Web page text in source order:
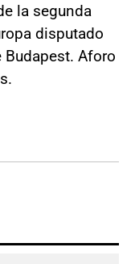
la segunda
disputado
Budapest. Aforo